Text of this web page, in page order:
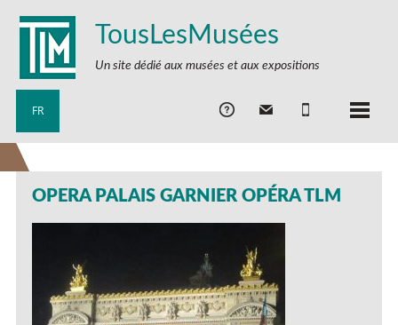
TousLesMusées
Un site dédié aux musées et aux expositions
FR
OPERA PALAIS GARNIER OPÉRA TLM